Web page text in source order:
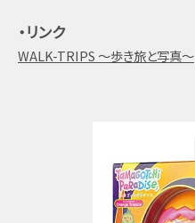
・リンク
WALK-TRIPS ～歩き旅と写真～